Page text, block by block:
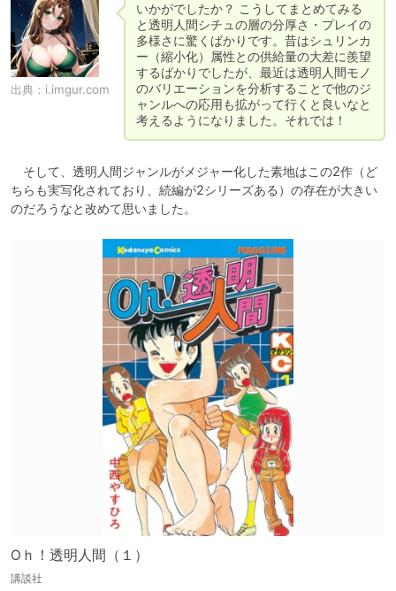
出典： i.imgur.com
いかがでしたか？ こうしてまとめてみる
と透明人間シチュの層の分厚さ・プレイの
多様さに驚くばかりです。昔はシュリンカ
ー（縮小化）属性との供給量の大差に羨望
するばかりでしたが、最近は透明人間モノ
のバリエーションを分析することで他のジ
ャンルへの応用も拡がって行くと良いなと
考えるようになりました。それでは！
そして、透明人間ジャンルがメジャー化した素地はこの2作（ど
ちらも実写化されており、続編が2シリーズある）の存在が大きい
のだろうなと改めて思いました。
Oｈ！透明人間（１）
講談社